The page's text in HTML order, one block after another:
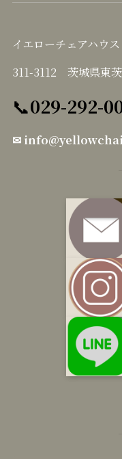
イエローチェア
311-3112 茨城県東
📞029-292-
✉